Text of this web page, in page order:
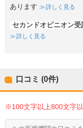
あります
詳しく見る
セカンドオピニオン受
詳しく見る
口コミ (0件)
※100文字以上800文字